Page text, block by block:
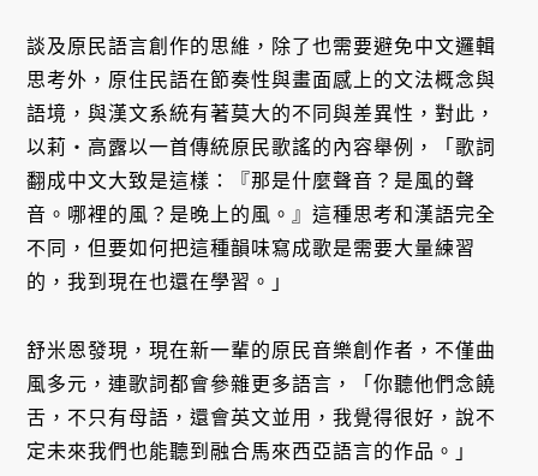
談及原民語言創作的思維，除了也需要避免中文邏輯
思考外，原住民語在節奏性與畫面感上的文法概念與
語境，與漢文系統有著莫大的不同與差異性，對此，
以莉・高露以一首傳統原民歌謠的內容舉例，「歌詞
翻成中文大致是這樣：『那是什麼聲音？是風的聲
音。哪裡的風？是晚上的風。』這種思考和漢語完全
不同，但要如何把這種韻味寫成歌是需要大量練習
的，我到現在也還在學習。」
舒米恩發現，現在新一輩的原民音樂創作者，不僅曲
風多元，連歌詞都會參雜更多語言，「你聽他們念饒
舌，不只有母語，還會英文並用，我覺得很好，說不
定未來我們也能聽到融合馬來西亞語言的作品。」